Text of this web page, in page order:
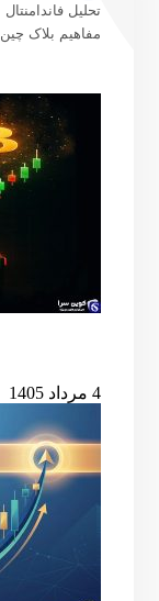
تحلیل فاندامنتال
مفاهیم بلاک چین
4 مرداد 1405